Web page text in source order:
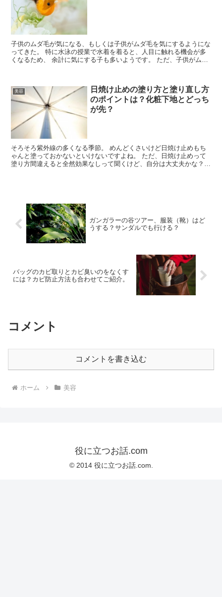
子供のムダ毛が気になる、もしくは子供がムダ毛を気にするようにな
ってきた。 特に水泳の授業で水着を着ると、人目に触れる機会が多
くなるため、 余計に気にする子も多いようです。 ただ、子供がムダ
美容
日焼け止めの塗り方と塗り直し方
のポイントは？化粧下地とどっち
が先？
そろそろ紫外線の多くなる季節。 めんどくさいけど日焼け止めもち
ゃんと塗っておかないといけないですよね。 ただ、日焼け止めって
塗り方間違えると全然効果なしって聞くけど、自分は大丈夫かな？
ガンガラーの谷ツアー、服装（靴）はど
うする？サンダルでも行ける？
バッグのカビ取りとカビ臭いのをなくす
には？カビ防止方法も合わせてご紹介。
コメント
コメントを書き込む
ホーム 美容
役に立つお話.com
© 2014 役に立つお話.com.